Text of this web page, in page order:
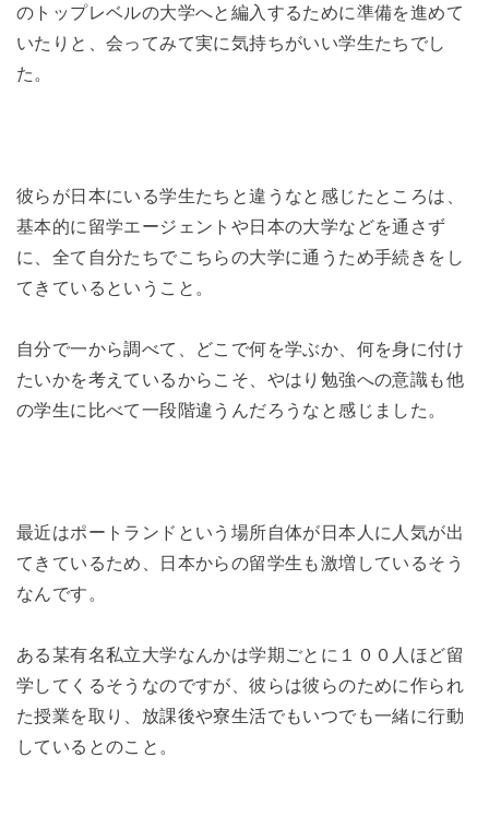
のトップレベルの大学へと編入するために準備を進めて
いたりと、会ってみて実に気持ちがいい学生たちでし
た。
彼らが日本にいる学生たちと違うなと感じたところは、
基本的に留学エージェントや日本の大学などを通さず
に、全て自分たちでこちらの大学に通うため手続きをし
てきているということ。
自分で一から調べて、どこで何を学ぶか、何を身に付け
たいかを考えているからこそ、やはり勉強への意識も他
の学生に比べて一段階違うんだろうなと感じました。
最近はポートランドという場所自体が日本人に人気が出
てきているため、日本からの留学生も激増しているそう
なんです。
ある某有名私立大学なんかは学期ごとに１００人ほど留
学してくるそうなのですが、彼らは彼らのために作られ
た授業を取り、放課後や寮生活でもいつでも一緒に行動
しているとのこと。